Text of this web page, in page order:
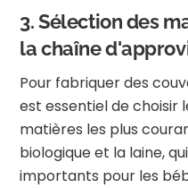
3. Sélection des
la chaîne
Pour fabriquer des
est essentiel de choisir
matières les plus
biologique et la laine,
importants pour les